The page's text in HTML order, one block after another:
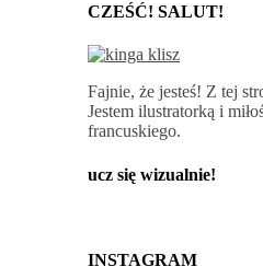
CZEŚĆ! SALUT!
Fajnie, że jesteś! Z tej
Jestem ilustratorką i
francuskiego.
ucz się wizualnie!
INSTAGRAM